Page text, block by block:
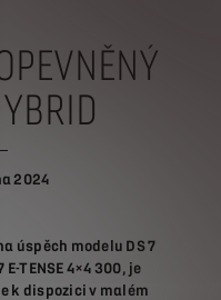
2024
úspěch modelu DS 7
E-TENSE 4×4 300, je
k dispozici v malém